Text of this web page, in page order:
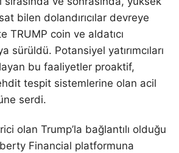
bilen dolandırıcılar devreye
TRUMP coin ve aldatıcı
sürüldü. Potansiyel yatırımcıları
bu faaliyetler proaktif,
tespit sistemlerine olan acil
serdi.
olan Trump’la bağlantılı olduğu
Financial platformuna